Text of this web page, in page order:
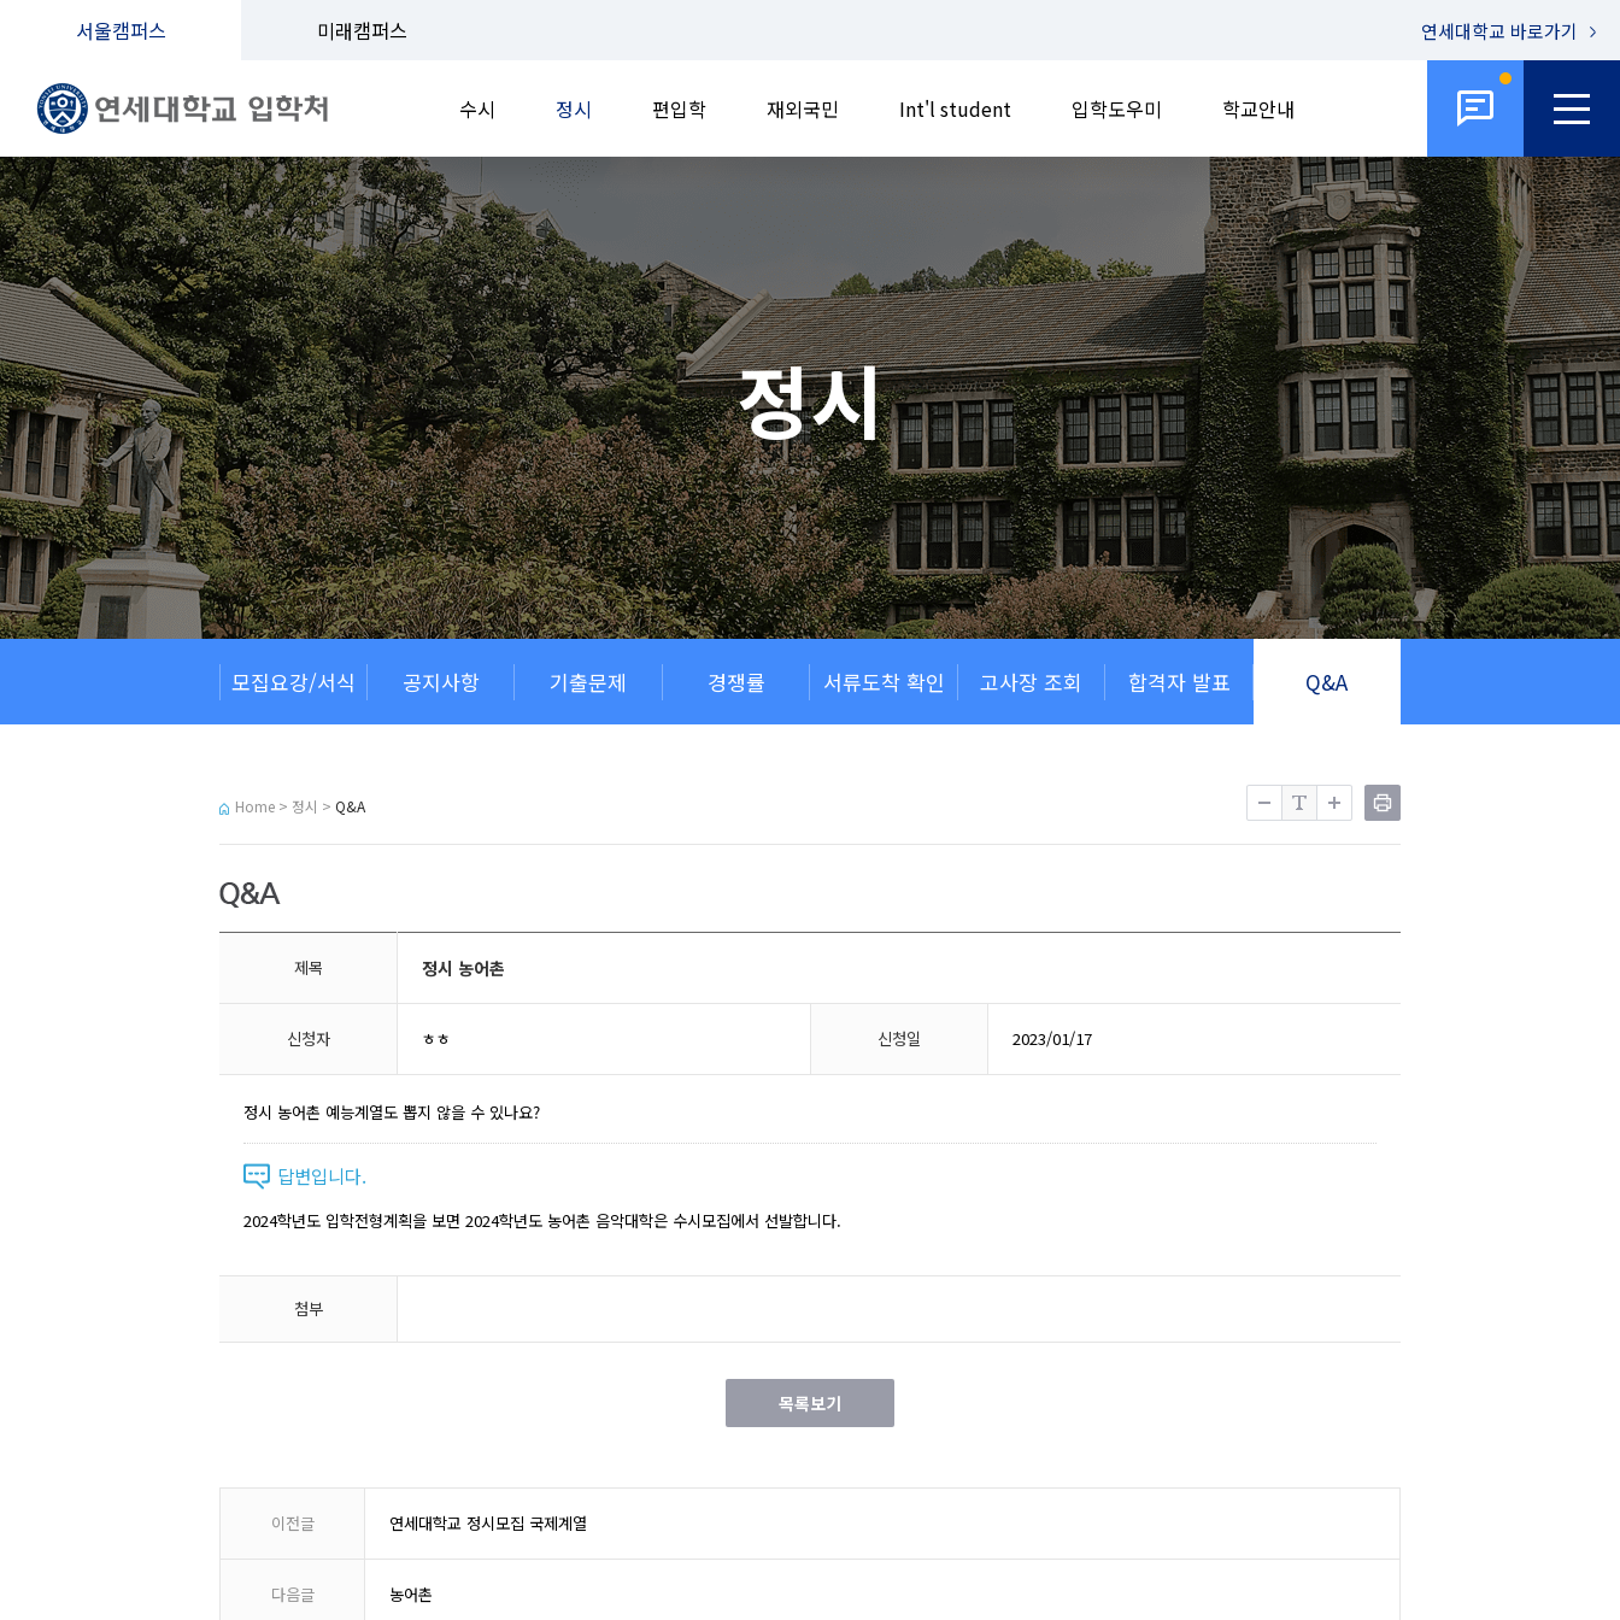
서울캠퍼스 미래캠퍼스 연세대학교 바로가기
수시 정시 편입학 재외국민 Int'l student 입학도우미 학교안내
정시
모집요강/서식 공지사항 기출문제 경쟁률 서류도착 확인 고사장 조회 합격자 발표 Q&A
Home > 정시 > Q&A
제목 정시 농어촌
신청자 ㅎㅎ 신청일 2023/01/17
정시 농어촌 예능계열도 뽑지 않을 수 있나요?
답변입니다.
2024학년도 입학전형계획을 보면 2024학년도 농어촌 음악대학은 수시모집에서 선발합니다.
첨부
목록보기
이전글 연세대학교 정시모집 국제계열
다음글 농어촌